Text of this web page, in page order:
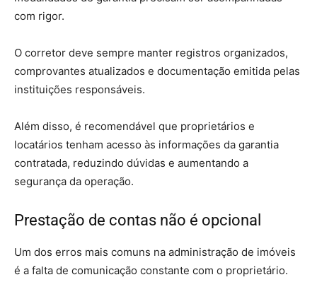
com rigor.
O corretor deve sempre manter registros organizados,
comprovantes atualizados e documentação emitida pelas
instituições responsáveis.
Além disso, é recomendável que proprietários e
locatários tenham acesso às informações da garantia
contratada, reduzindo dúvidas e aumentando a
segurança da operação.
Prestação de contas não é opcional
Um dos erros mais comuns na administração de imóveis
é a falta de comunicação constante com o proprietário.